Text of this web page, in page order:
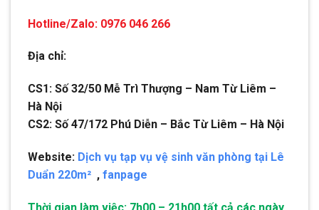
Hotline/Zalo: 0976 046 266
Địa chỉ:
CS1: Số 32/50 Mễ Trì Thượng – Nam Từ Liêm –
Hà Nội
CS2: Số 47/172 Phú Diễn – Bắc Từ Liêm – Hà Nội
Website: Dịch vụ tạp vụ vệ sinh văn phòng tại Lê
Duẩn 220m² , fanpage